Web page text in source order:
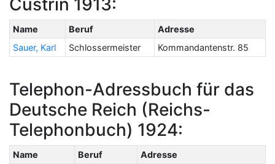
Cüstrin 1913:
Name Beruf
Adresse
Sauer, Karl
Schlossermeister Kommandantenstr. 85
Telephon-Adressbuch für das
Deutsche Reich (Reichs-
Telephonbuch) 1924:
Name Beruf
Adresse